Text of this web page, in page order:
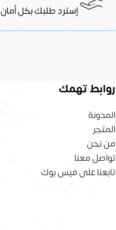
إسترد طلبك بكل أمان
روابط تهمك
المدونة
المتجر
من نحن
تواصل معنا
تابعنا على فيس بوك